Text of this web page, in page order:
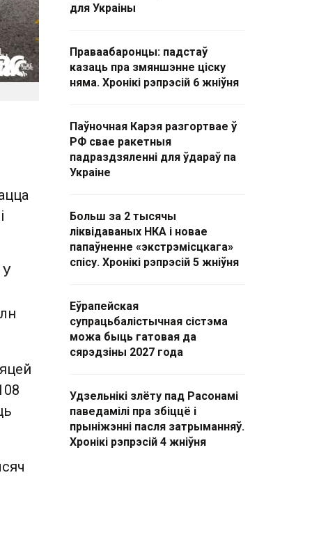
У
для Украіны
Праваабаронцы: падстаў
казаць пра змяншэнне ціску
няма. Хронікі рэпрэсій 6 жніўня
Паўночная Карэя разгортвае ў
РФ свае ракетныя
падраздзяленні для ўдараў па
Украіне
Больш за 2 тысячы
ліквідаваных НКА і новае
папаўненне «экстрэмісцкага»
спісу. Хронікі рэпрэсій 5 жніўня
Еўрапейская
супрацьбалістычная сістэма
можа быць гатовая да
сярэдзіны 2027 года
Удзельнікі злёту пад Расонамі
паведамілі пра збіццё і
прыніжэнні пасля затрыманняў.
Хронікі рэпрэсій 4 жніўня